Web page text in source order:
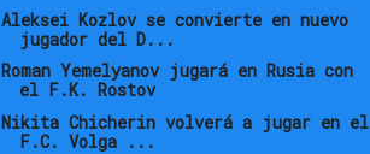
Aleksei Kozlov se convierte en nuevo
jugador del D...
Roman Yemelyanov jugará en Rusia con
el F.K. Rostov
Nikita Chicherin volverá a jugar en el
F.C. Volga ...